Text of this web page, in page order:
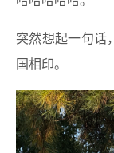
突然想起一句话
国相印。